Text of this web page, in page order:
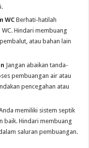
WC Berhati-hatilah
Hindari membuang
atau bahan lain
Jangan abaikan tanda-
pembuangan air atau
pencegahan atau
memiliki sistem septik
baik. Hindari membuang
saluran pembuangan.